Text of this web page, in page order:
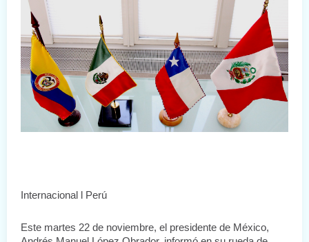
Internacional l Perú
Este martes 22 de noviembre, el presidente de México,